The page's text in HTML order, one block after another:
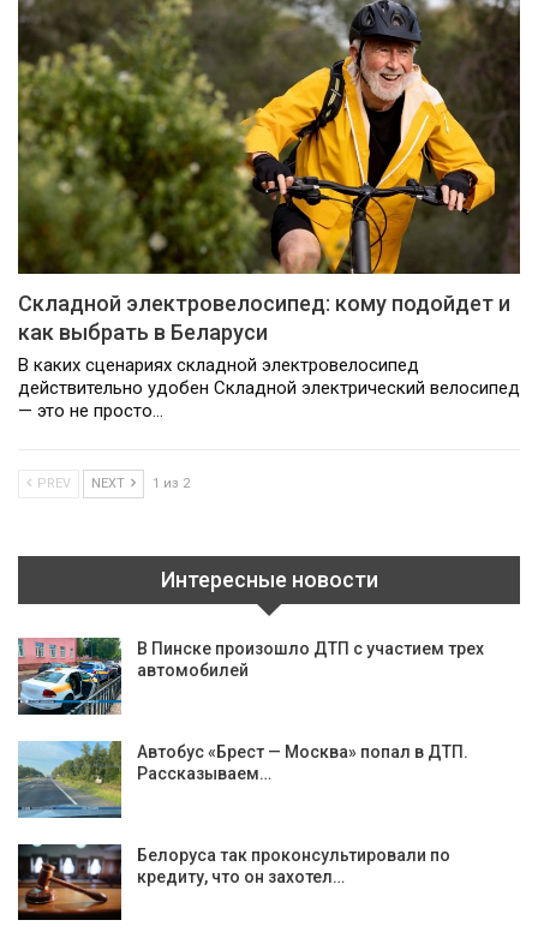
Складной электровелосипед: кому подойдет и
как выбрать в Беларуси
В каких сценариях складной электровелосипед
действительно удобен Складной электрический велосипед
— это не просто…
PREV NEXT 1 из 2
Интересные новости
В Пинске произошло ДТП с участием трех
автомобилей
Автобус «Брест — Москва» попал в ДТП.
Рассказываем…
Белоруса так проконсультировали по
кредиту, что он захотел…